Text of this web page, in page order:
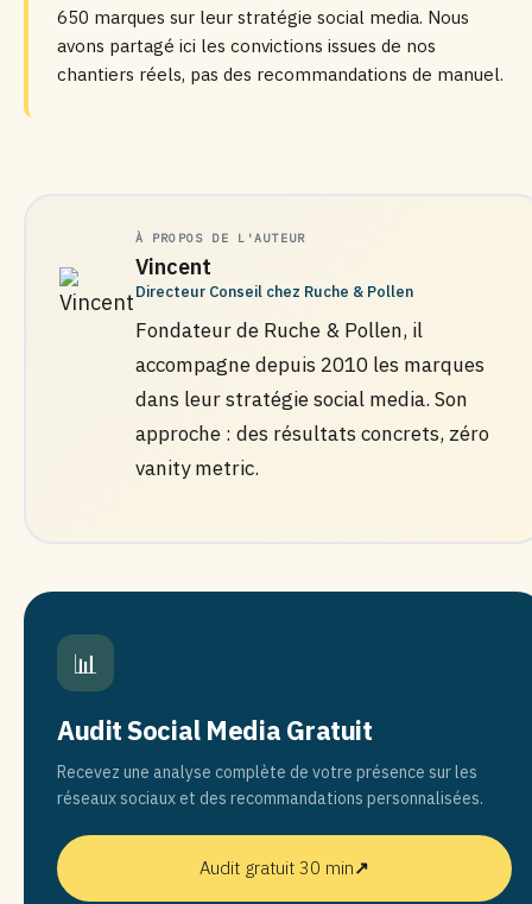
650 marques sur leur stratégie social media. Nous
avons partagé ici les convictions issues de nos
chantiers réels, pas des recommandations de manuel.
À PROPOS DE L'AUTEUR
Vincent
Directeur Conseil chez Ruche & Pollen
Fondateur de Ruche & Pollen, il
accompagne depuis 2010 les marques
dans leur stratégie social media. Son
approche : des résultats concrets, zéro
vanity metric.
📊
Audit Social Media Gratuit
Recevez une analyse complète de votre présence sur les
réseaux sociaux et des recommandations personnalisées.
Audit gratuit 30 min↗